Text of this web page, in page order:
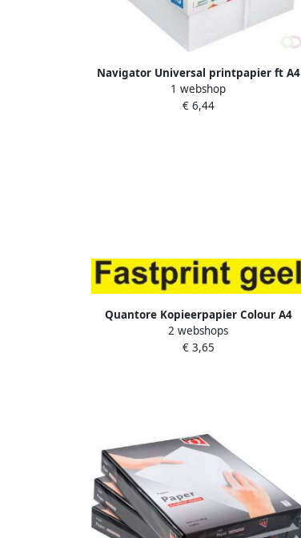
Navigator Universal printpapier ft A4
80 g bonus pak van 550 vel
1 webshop
€ 6,44
Quantore Kopieerpapier Colour A4
80gr geel 100 vel
2 webshops
€ 3,65